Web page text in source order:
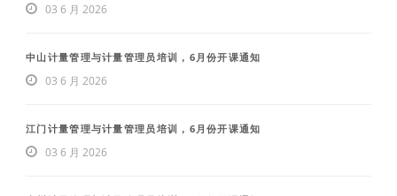
03 6 月 2026
中山计量管理与计量管理员培训，6月份开课通知
03 6 月 2026
江门计量管理与计量管理员培训，6月份开课通知
03 6 月 2026